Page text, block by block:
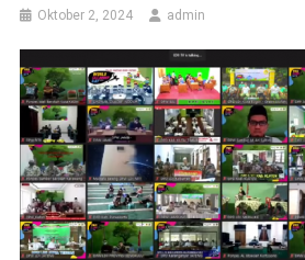
Oktober 2, 2024 admin